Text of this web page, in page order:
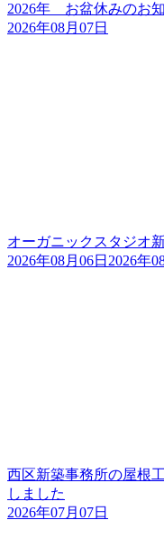
2026年 お盆休みのお
2026年08月07日
オーガニックスタジオ
2026年08月06日 2026年
西区新築事務所の屋根
しました
2026年07月07日